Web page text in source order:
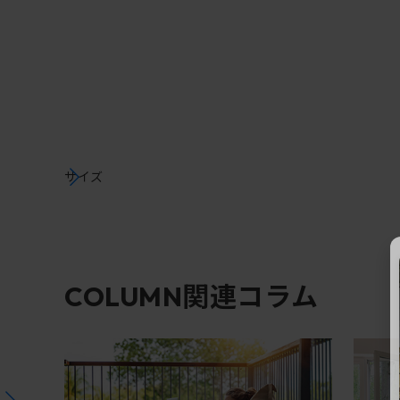
サイズ
COLUMN関連コラム